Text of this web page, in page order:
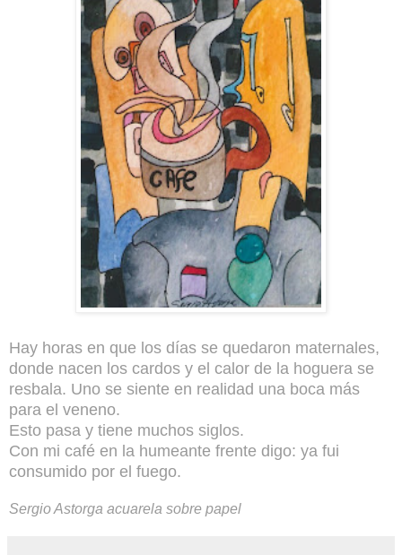
Hay horas en que los días se quedaron maternales,
donde nacen los cardos y el calor de la hoguera se
resbala. Uno se siente en realidad una boca más
para el veneno.
Esto pasa y tiene muchos siglos.
Con mi café en la humeante frente digo: ya fui
consumido por el fuego.
Sergio Astorga acuarela sobre papel